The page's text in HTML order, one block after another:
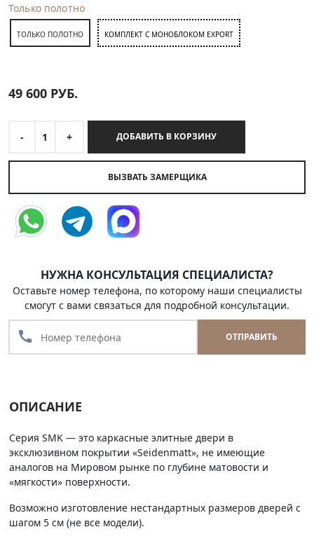
Только полотно
ТОЛЬКО ПОЛОТНО КОМПЛЕКТ С МОНОБЛОКОМ EXPORT
49 600 РУБ.
- 1 + ДОБАВИТЬ В КОРЗИНУ
ВЫЗВАТЬ ЗАМЕРЩИКА
НУЖНА КОНСУЛЬТАЦИЯ СПЕЦИАЛИСТА?
Оставьте номер телефона, по которому наши специалисты
смогут с вами связаться для подробной консультации.
call ОТПРАВИТЬ
ОПИСАНИЕ
Серия SMK — это каркасные элитные двери в
эксклюзивном покрытии «Seidenmatt», не имеющие
аналогов на Мировом рынке по глубине матовости и
«мягкости» поверхности.
Возможно изготовление нестандартных размеров дверей с
шагом 5 см (не все модели).